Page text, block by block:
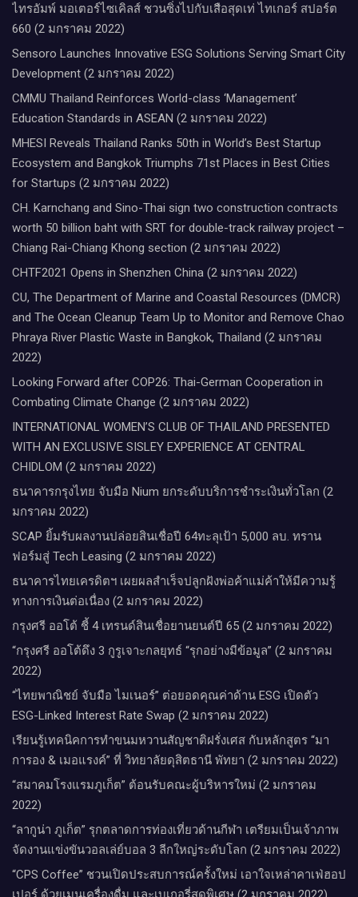
ไทรอัมพ์ มอเตอร์ไซเคิลส์ ชวนซิ่งไปกับเสือสุดเท่ ไทเกอร์ สปอร์ต
660 (2 มกราคม 2022)
Sensoro Launches Innovative ESG Solutions Serving Smart City
Development (2 มกราคม 2022)
CMMU Thailand Reinforces World-class ‘Management’
Education Standards in ASEAN (2 มกราคม 2022)
MHESI Reveals Thailand Ranks 50th in World’s Best Startup
Ecosystem and Bangkok Triumphs 71st Places in Best Cities
for Startups (2 มกราคม 2022)
CH. Karnchang and Sino-Thai sign two construction contracts
worth 50 billion baht with SRT for double-track railway project –
Chiang Rai-Chiang Khong section (2 มกราคม 2022)
CHTF2021 Opens in Shenzhen China (2 มกราคม 2022)
CU, The Department of Marine and Coastal Resources (DMCR)
and The Ocean Cleanup Team Up to Monitor and Remove Chao
Phraya River Plastic Waste in Bangkok, Thailand (2 มกราคม
2022)
Looking Forward after COP26: Thai-German Cooperation in
Combating Climate Change (2 มกราคม 2022)
INTERNATIONAL WOMEN’S CLUB OF THAILAND PRESENTED
WITH AN EXCLUSIVE SISLEY EXPERIENCE AT CENTRAL
CHIDLOM (2 มกราคม 2022)
ธนาคารกรุงไทย จับมือ Nium ยกระดับบริการชำระเงินทั่วโลก (2
มกราคม 2022)
SCAP ยิ้มรับผลงานปล่อยสินเชื่อปี 64ทะลุเป้า 5,000 ลบ. ทราน
ฟอร์มสู่ Tech Leasing (2 มกราคม 2022)
ธนาคารไทยเครดิตฯ เผยผลสำเร็จปลูกฝังพ่อค้าแม่ค้าให้มีความรู้
ทางการเงินต่อเนื่อง (2 มกราคม 2022)
กรุงศรี ออโต้ ชี้ 4 เทรนด์สินเชื่อยานยนต์ปี 65 (2 มกราคม 2022)
“กรุงศรี ออโต้ดึง 3 กูรูเจาะกลยุทธ์ “รุกอย่างมีข้อมูล” (2 มกราคม
2022)
“ไทยพาณิชย์ จับมือ ไมเนอร์” ต่อยอดคุณค่าด้าน ESG เปิดตัว
ESG-Linked Interest Rate Swap (2 มกราคม 2022)
เรียนรู้เทคนิคการทำขนมหวานสัญชาติฝรั่งเศส กับหลักสูตร “มา
การอง & เมอแรงค์” ที่ วิทยาลัยดุสิตธานี พัทยา (2 มกราคม 2022)
“สมาคมโรงแรมภูเก็ต” ต้อนรับคณะผู้บริหารใหม่ (2 มกราคม
2022)
“ลากูน่า ภูเก็ต” รุกตลาดการท่องเที่ยวด้านกีฬา เตรียมเป็นเจ้าภาพ
จัดงานแข่งขันวอลเล่ย์บอล 3 ลีกใหญ่ระดับโลก (2 มกราคม 2022)
“CPS Coffee” ชวนเปิดประสบการณ์ครั้งใหม่ เอาใจเหล่าคาเฟ่ฮอป